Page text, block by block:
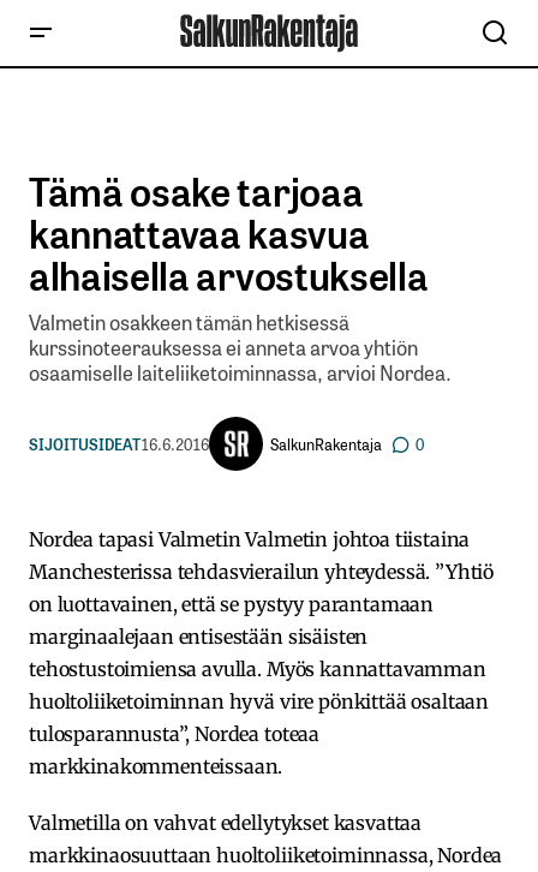
Tämä osake tarjoaa
kannattavaa kasvua
alhaisella arvostuksella
Valmetin osakkeen tämän hetkisessä
kurssinoteerauksessa ei anneta arvoa yhtiön
osaamiselle laiteliiketoiminnassa, arvioi Nordea.
SIJOITUSIDEAT16.6.2016 SalkunRakentaja 0
Nordea tapasi Valmetin Valmetin johtoa tiistaina
Manchesterissa tehdasvierailun yhteydessä. ”Yhtiö
on luottavainen, että se pystyy parantamaan
marginaalejaan entisestään sisäisten
tehostustoimiensa avulla. Myös kannattavamman
huoltoliiketoiminnan hyvä vire pönkittää osaltaan
tulosparannusta”, Nordea toteaa
markkinakommenteissaan.
Valmetilla on vahvat edellytykset kasvattaa
markkinaosuuttaan huoltoliiketoiminnassa, Nordea